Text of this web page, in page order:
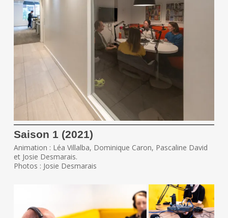
Saison 1 (2021)
Animation : Léa Villalba, Dominique Caron, Pascaline David
et Josie Desmarais.
Photos : Josie Desmarais